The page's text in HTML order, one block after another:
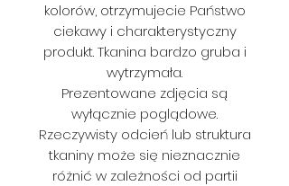
kolorów, otrzymujecie Państwo
ciekawy i charakterystyczny
produkt. Tkanina bardzo gruba i
wytrzymała.
Prezentowane zdjęcia są
wyłącznie poglądowe.
Rzeczywisty odcień lub struktura
tkaniny może się nieznacznie
różnić w zależności od partii